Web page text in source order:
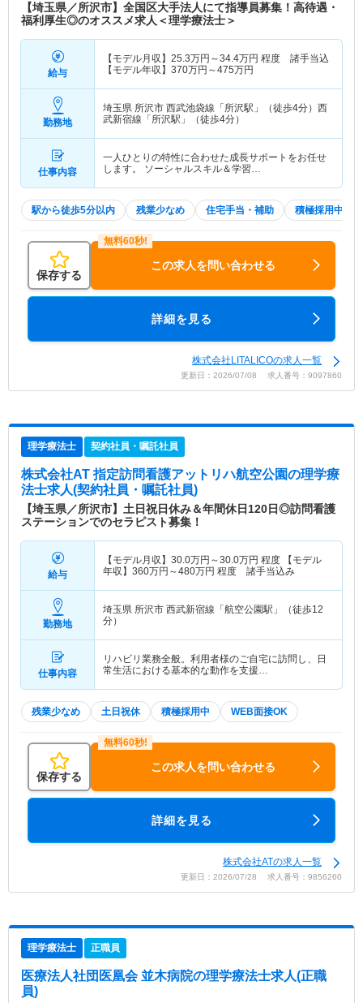
【埼玉県／所沢市】全国区大手法人にて指導員募集！高待遇・
福利厚生◎のオススメ求人＜理学療法士＞
給与
【モデル月収】 25.3万円～34.4万円 程度 諸手当込
【モデル年収】 370万円～475万円
勤務地
埼玉県 所沢市 西武池袋線「所沢駅」（徒歩4分）西
武新宿線「所沢駅」（徒歩4分）
仕事内容
一人ひとりの特性に合わせた成長サポートをお任せ
します。 ソーシャルスキル＆学習…
駅から徒歩5分以内 残業少なめ 住宅手当・補助 積極採用中
保存する
この求人を問い合わせる
詳細を見る
株式会社LITALICOの求人一覧
更新日：2026/07/08 求人番号：9097860
理学療法士 契約社員・嘱託社員
株式会社AT 指定訪問看護アットリハ航空公園の理学療
法士求人(契約社員・嘱託社員)
【埼玉県／所沢市】土日祝日休み＆年間休日120日◎訪問看護
ステーションでのセラピスト募集！
給与
【モデル月収】 30.0万円～30.0万円 程度 【モデル
年収】 360万円～480万円 程度 諸手当込み
勤務地
埼玉県 所沢市 西武新宿線「航空公園駅」（徒歩12
分）
仕事内容
リハビリ業務全般。利用者様のご自宅に訪問し、日
常生活における基本的な動作を支援…
残業少なめ 土日祝休 積極採用中 WEB面接OK
保存する
この求人を問い合わせる
詳細を見る
株式会社ATの求人一覧
更新日：2026/07/28 求人番号：9856260
理学療法士 正職員
医療法人社団医凰会 並木病院の理学療法士求人(正職
員)